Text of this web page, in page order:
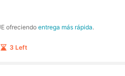
ofreciendoentrega más rápida.
3 Left